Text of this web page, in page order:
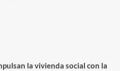
la vivienda social con la